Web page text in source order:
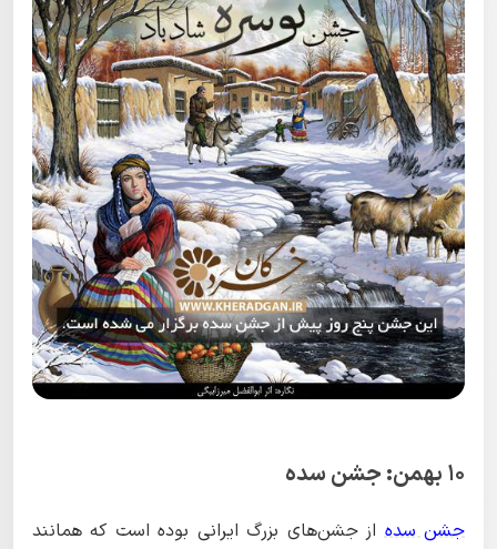
١۰ بهمن: جشن سده
جشن سدهاز جشن‌های بزرگ ایرانی بوده است که همانند